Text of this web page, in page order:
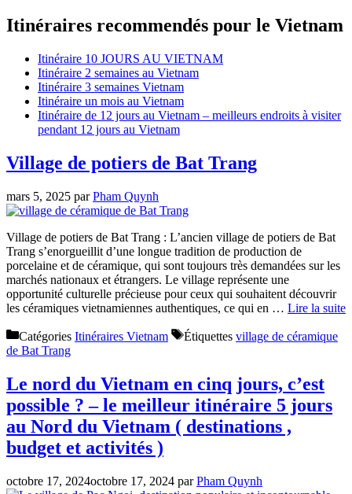
Itinéraires recommendés pour le Vietnam
Itinéraire 10 JOURS AU VIETNAM
Itinéraire 2 semaines au Vietnam
Itinéraire 3 semaines Vietnam
Itinéraire un mois au Vietnam
Itinéraire de 12 jours au Vietnam – meilleurs endroits à visiter
pendant 12 jours au Vietnam
Village de potiers de Bat Trang
mars 5, 2025 parPham Quynh
Village de potiers de Bat Trang : L’ancien village de potiers de Bat
Trang s’enorgueillit d’une longue tradition de production de
porcelaine et de céramique, qui sont toujours très demandées sur les
marchés nationaux et étrangers. Le village représente une
opportunité culturelle précieuse pour ceux qui souhaitent découvrir
les céramiques vietnamiennes authentiques, ce qui en … Lire la suite
Catégories Itinéraires Vietnam Étiquettes village de céramique
de Bat Trang
Le nord du Vietnam en cinq jours, c’est
possible ? – le meilleur itinéraire 5 jours
au Nord du Vietnam ( destinations ,
budget et activités )
octobre 17, 2024octobre 17, 2024 parPham Quynh